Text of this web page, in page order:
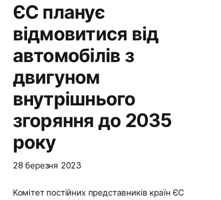
ЄС планує
відмовитися від
автомобілів з
двигуном
внутрішнього
згоряння до 2035
року
28 березня 2023
Комітет постійних представників країн ЄС